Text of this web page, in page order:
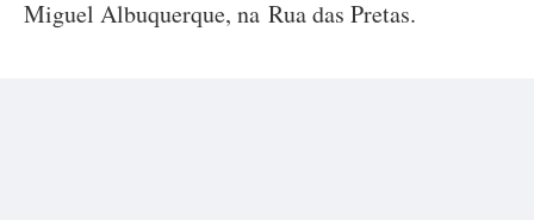
Miguel Albuquerque, na Rua das Pretas.